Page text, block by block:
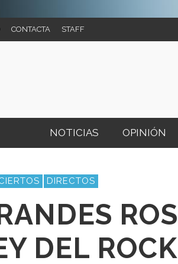
CONTACTA STAFF
NOTICIAS OPINIÓN
DE CONCIERTOS
LIV
DIRECTOS
DEL